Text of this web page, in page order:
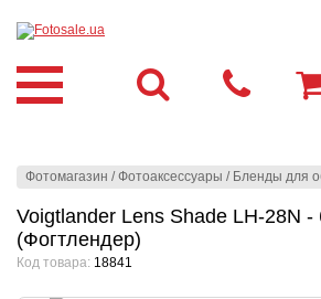
Фотомагазин /Фотоаксессуары / Бленды для
Voigtlander Lens Shade LH-28N -
(Фогтлендер)
Код товара: 18841